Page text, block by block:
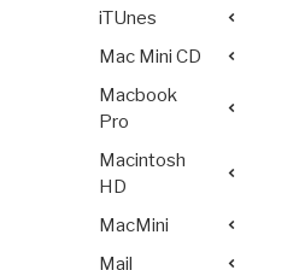
iTUnes
Mac Mini CD
Macbook
Pro
Macintosh
HD
MacMini
Mail